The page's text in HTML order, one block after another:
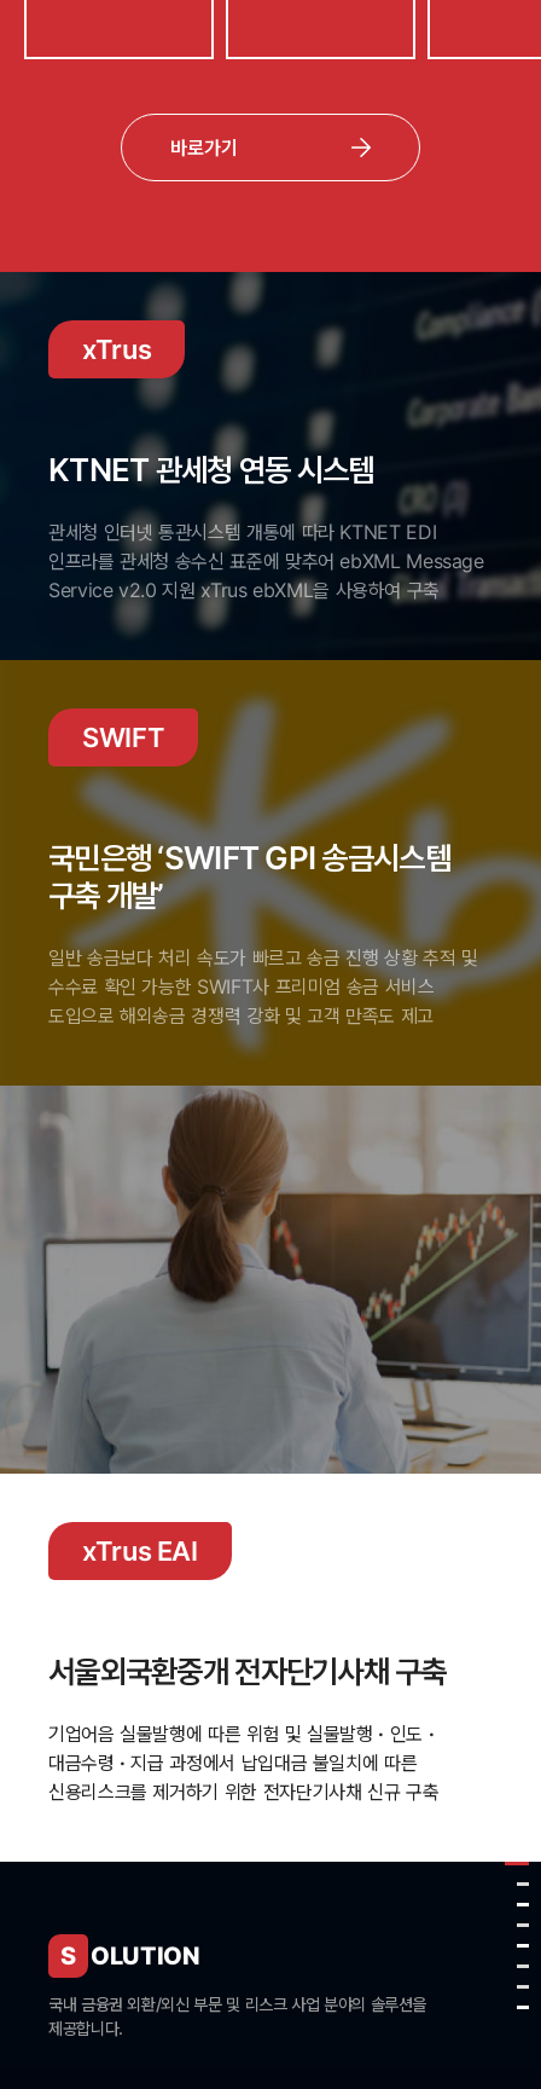
바로가기
xTrus
KTNET 관세청 연동 시스템
관세청 인터넷 통관시스템 개통에 따라 KTNET EDI
인프라를 관세청 송수신 표준에 맞추어 ebXML Message
Service v2.0 지원 xTrus ebXML을 사용하여 구축
컨텐츠
컨
텐
SWIFT
국민은행 ‘SWIFT GPI 송금시스템
구축 개발’
일반 송금보다 처리 속도가 빠르고 송금 진행 상황 추적 및
수수료 확인 가능한 SWIFT사 프리미엄 송금 서비스
도입으로 해외송금 경쟁력 강화 및 고객 만족도 제고
xTrus EAI
서울외국환중개 전자단기사채 구축
기업어음 실물발행에 따른 위험 및 실물발행 · 인도 ·
대금수령 · 지급 과정에서 납입대금 불일치에 따른
신용리스크를 제거하기 위한 전자단기사채 신규 구축
S OLUTION
국내 금융권 외환/외신 부문 및 리스크 사업 분야의 솔루션을
제공합니다.